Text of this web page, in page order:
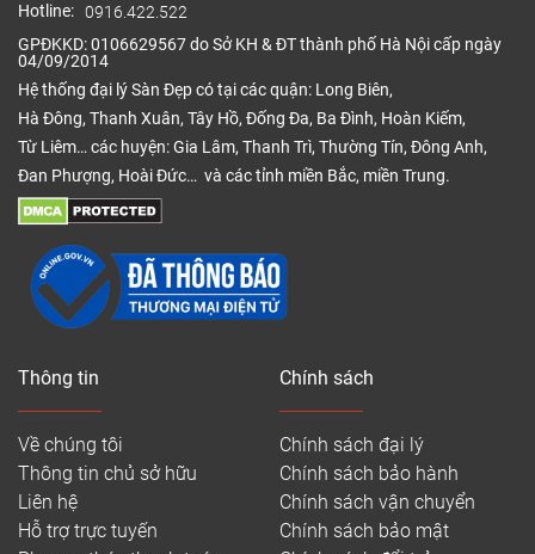
Hotline: 0916.422.522
GPĐKKD: 0106629567 do Sở KH & ĐT thành phố Hà Nội cấp ngày
04/09/2014
Hệ thống đại lý Sàn Đẹp có tại các quận: Long Biên,
Hà Đông, Thanh Xuân, Tây Hồ, Đống Đa, Ba Đình, Hoàn Kiếm,
Từ Liêm… các huyện: Gia Lâm, Thanh Trì, Thường Tín, Đông Anh,
Đan Phượng, Hoài Đức… và các tỉnh miền Bắc, miền Trung.
Thông tin
Về chúng tôi
Thông tin chủ sở hữu
Liên hệ
Hỗ trợ trực tuyến
Chính sách
Chính sách đại lý
Chính sách bảo hành
Chính sách vận chuyển
Chính sách bảo mật